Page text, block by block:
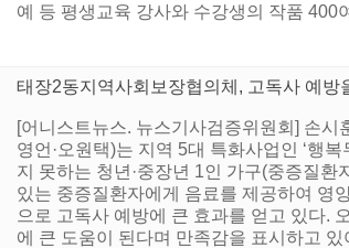
예 등 평생교육 강사와 수강생의 작품 400
태장2동지역사회보장협의체, 고독사 예방
[어니스트뉴스. 뉴스기사검증위원회] 손
영언·오원택)는 지역 5대 특화사업인 ‘행
지 못하는 청년·중장년 1인 가구(중증질환
있는 중증질환자에게 음료를 제공하여 영
으로 고독사 예방에 큰 효과를 얻고 있다.
에 큰 도움이 된다며 만족감을 표시하고